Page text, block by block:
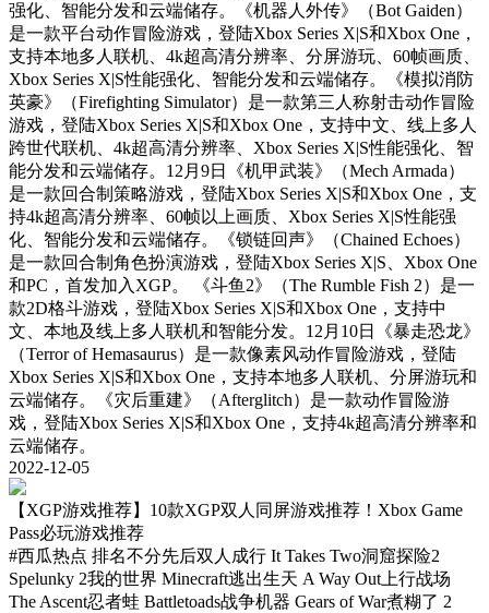
强化、智能分发和云端储存。《机器人外传》（Bot Gaiden）
是一款平台动作冒险游戏，登陆Xbox Series X|S和Xbox One，
支持本地多人联机、4k超高清分辨率、分屏游玩、60帧画质、
Xbox Series X|S性能强化、智能分发和云端储存。《模拟消防
英豪》（Firefighting Simulator）是一款第三人称射击动作冒险
游戏，登陆Xbox Series X|S和Xbox One，支持中文、线上多人
跨世代联机、4k超高清分辨率、Xbox Series X|S性能强化、智
能分发和云端储存。12月9日《机甲武装》（Mech Armada）
是一款回合制策略游戏，登陆Xbox Series X|S和Xbox One，支
持4k超高清分辨率、60帧以上画质、Xbox Series X|S性能强
化、智能分发和云端储存。《锁链回声》（Chained Echoes）
是一款回合制角色扮演游戏，登陆Xbox Series X|S、Xbox One
和PC，首发加入XGP。 《斗鱼2》（The Rumble Fish 2）是一
款2D格斗游戏，登陆Xbox Series X|S和Xbox One，支持中
文、本地及线上多人联机和智能分发。12月10日《暴走恐龙》
（Terror of Hemasaurus）是一款像素风动作冒险游戏，登陆
Xbox Series X|S和Xbox One，支持本地多人联机、分屏游玩和
云端储存。《灾后重建》（Afterglitch）是一款动作冒险游
戏，登陆Xbox Series X|S和Xbox One，支持4k超高清分辨率和
云端储存。
2022-12-05
【XGP游戏推荐】10款XGP双人同屏游戏推荐！Xbox Game
Pass必玩游戏推荐
#西瓜热点 排名不分先后双人成行 It Takes Two洞窟探险2
Spelunky 2我的世界 Minecraft逃出生天 A Way Out上行战场
The Ascent忍者蛙 Battletoads战争机器 Gears of War煮糊了 2